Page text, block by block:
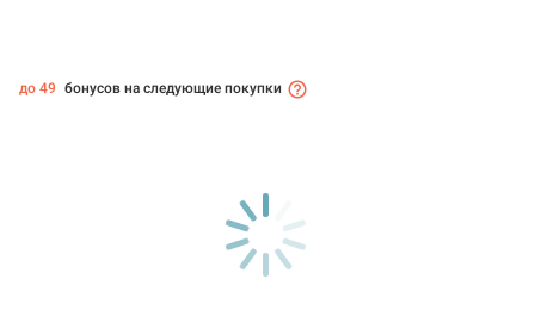
до 49 бонусов на следующие покупки